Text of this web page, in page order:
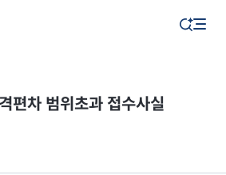
편차 범위초과 접수사실